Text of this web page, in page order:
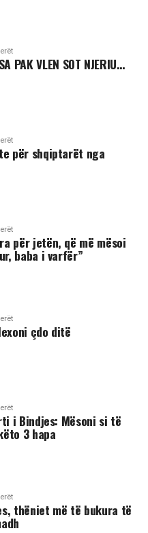
PAK VLEN SOT NJERIU…
për shqiptarët nga
për jetën, që më mësoi
baba i varfër”
çdo ditë
i Bindjes: Mësoni si të
3 hapa
thëniet më të bukura të